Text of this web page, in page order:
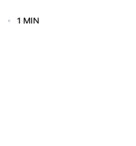
1 MIN